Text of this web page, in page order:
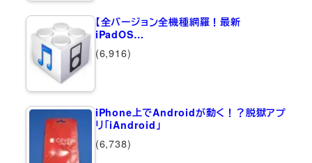
【全バージョン全機種網羅！最新
iPadOS…
(6,916)
iPhone上でAndroidが動く！？脱獄アプ
リ「iAndroid」
(6,738)